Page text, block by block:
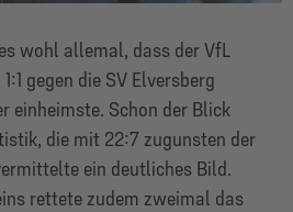
wohl allemal, dass der VfL
gegen die SV Elversberg
einheimste. Schon der Blick
die mit 22:7 zugunsten der
ein deutliches Bild.
rettete zudem zweimal das